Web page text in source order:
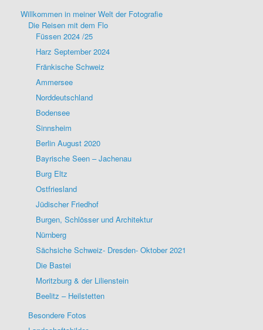
Willkommen in meiner Welt der Fotografie
Die Reisen mit dem Flo
Füssen 2024 /25
Harz September 2024
Fränkische Schweiz
Ammersee
Norddeutschland
Bodensee
Sinnsheim
Berlin August 2020
Bayrische Seen – Jachenau
Burg Eltz
Ostfriesland
Jüdischer Friedhof
Burgen, Schlösser und Architektur
Nürnberg
Sächsiche Schweiz- Dresden- Oktober 2021
Die Bastei
Moritzburg & der Lilienstein
Beelitz – Heilstetten
Besondere Fotos